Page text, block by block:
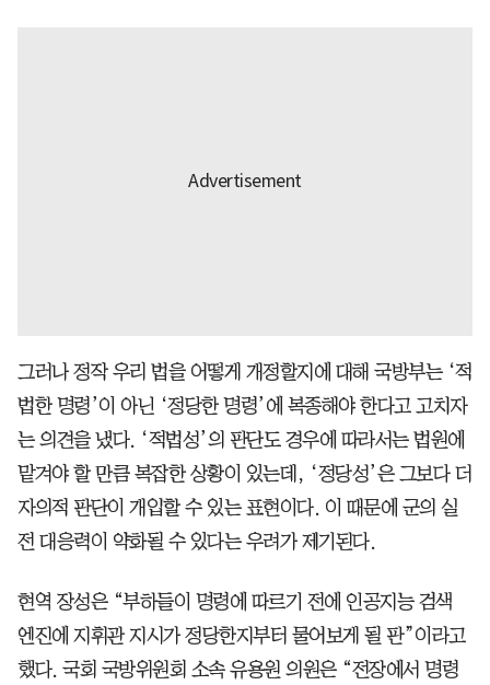
그러나 정작 우리 법을 어떻게 개정할지에 대해 국방부는 ‘적
법한 명령’이 아닌 ‘정당한 명령’에 복종해야 한다고 고치자
는 의견을 냈다. ‘적법성’의 판단도 경우에 따라서는 법원에
맡겨야 할 만큼 복잡한 상황이 있는데, ‘정당성’은 그보다 더
자의적 판단이 개입할 수 있는 표현이다. 이 때문에 군의 실
전 대응력이 약화될 수 있다는 우려가 제기된다.
현역 장성은 “부하들이 명령에 따르기 전에 인공지능 검색
엔진에 지휘관 지시가 정당한지부터 물어보게 될 판”이라고
했다. 국회 국방위원회 소속 유용원 의원은 “전장에서 명령